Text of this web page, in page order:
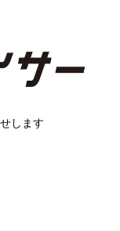
立て・運用できる
だくことを目的と
スを利用した場合
（費用負担上限：3
入します。
となります。
いる給湯器・エコ
なります。
します